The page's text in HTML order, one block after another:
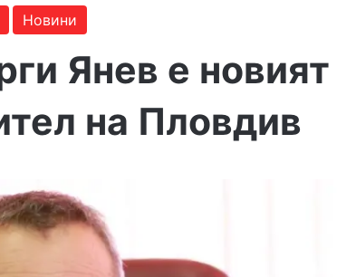
Новини
Янев е новият
на Пловдив